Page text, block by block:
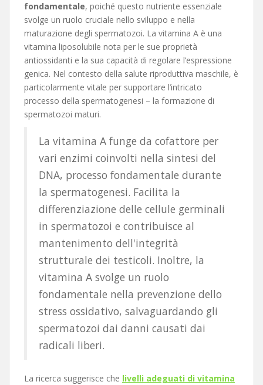
fondamentale, poiché questo nutriente essenziale
svolge un ruolo cruciale nello sviluppo e nella
maturazione degli spermatozoi. La vitamina A è una
vitamina liposolubile nota per le sue proprietà
antiossidanti e la sua capacità di regolare l’espressione
genica. Nel contesto della salute riproduttiva maschile, è
particolarmente vitale per supportare l’intricato
processo della spermatogenesi – la formazione di
spermatozoi maturi.
La vitamina A funge da cofattore per
vari enzimi coinvolti nella sintesi del
DNA, processo fondamentale durante
la spermatogenesi. Facilita la
differenziazione delle cellule germinali
in spermatozoi e contribuisce al
mantenimento dell'integrità
strutturale dei testicoli. Inoltre, la
vitamina A svolge un ruolo
fondamentale nella prevenzione dello
stress ossidativo, salvaguardando gli
spermatozoi dai danni causati dai
radicali liberi.
La ricerca suggerisce che livelli adeguati di vitamina